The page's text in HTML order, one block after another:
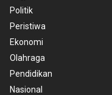
Politik
Peristiwa
Ekonomi
Olahraga
Pendidikan
Nasional